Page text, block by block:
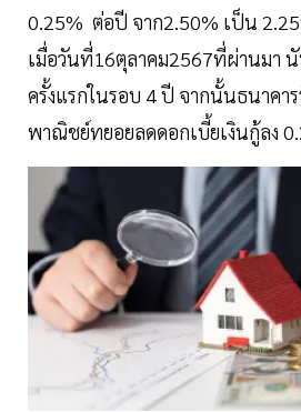
0.25% ต่อปี จาก2.50% เป็น
เมื่อวันที่16ตุลาคม2567ที่ผ่านมา
ครั้งแรกในรอบ 4 ปี จากนั้นธนาคา
พาณิชย์ทยอยลดดอกเบี้ยเงินกู้ลง